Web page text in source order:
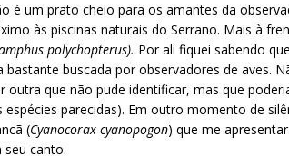
é um prato cheio para os amantes da
às piscinas naturais do Serrano. Mais à
polychopterus). Por ali fiquei sabendo
buscada por observadores de aves.
que não pude identificar, mas que
parecidas). Em outro momento de
(Cyanocorax cyanopogon) que me
seu canto.